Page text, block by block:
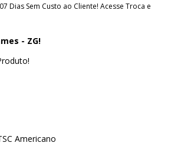
Dias Sem Custo ao Cliente! Acesse Troca e
- ZG!
Americano